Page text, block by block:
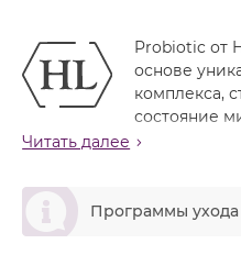
Крем
Крем тональный
Мусс
Мыло
Заживление
Лечение акне
Обновление кожи
Очищение
Против морщин
Канада
Россия
Probiotic от
основе
комплекса,
состояние
предназначены для
воздействия окружающей
Благодаря комплексному
использовать для разных
Читать далее
ဆ Программы ухода